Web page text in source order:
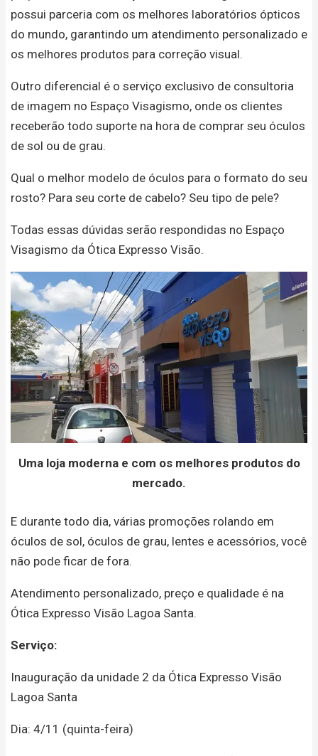
possui parceria com os melhores laboratórios ópticos
do mundo, garantindo um atendimento personalizado e
os melhores produtos para correção visual.
Outro diferencial é o serviço exclusivo de consultoria
de imagem no Espaço Visagismo, onde os clientes
receberão todo suporte na hora de comprar seu óculos
de sol ou de grau.
Qual o melhor modelo de óculos para o formato do seu
rosto? Para seu corte de cabelo? Seu tipo de pele?
Todas essas dúvidas serão respondidas no Espaço
Visagismo da Ótica Expresso Visão.
Uma loja moderna e com os melhores produtos do
mercado.
E durante todo dia, várias promoções rolando em
óculos de sol, óculos de grau, lentes e acessórios, você
não pode ficar de fora.
Atendimento personalizado, preço e qualidade é na
Ótica Expresso Visão Lagoa Santa.
Serviço:
Inauguração da unidade 2 da Ótica Expresso Visão
Lagoa Santa
Dia: 4/11 (quinta-feira)